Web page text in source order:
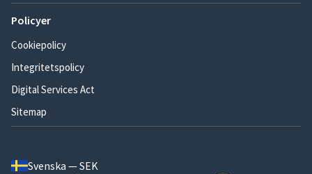
Policyer
Cookiepolicy
Integritetspolicy
Digital Services Act
Sitemap
Svenska — SEK